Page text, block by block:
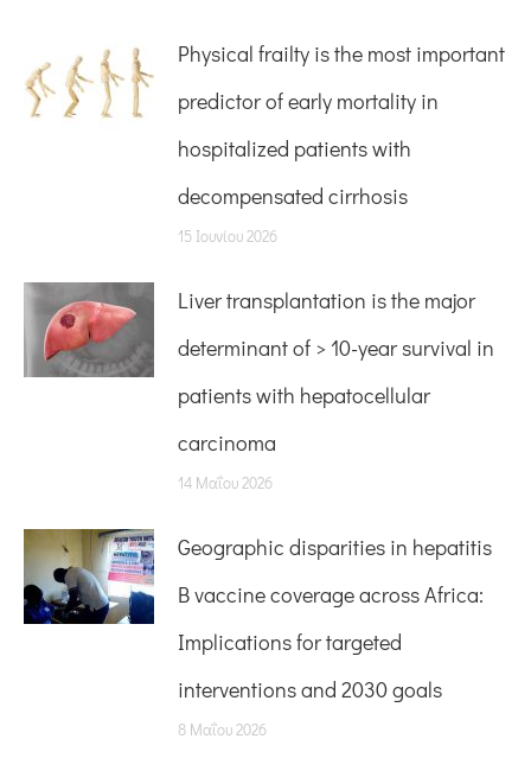
Physical frailty is the most important
predictor of early mortality in
hospitalized patients with
decompensated cirrhosis
15 Ιουνίου 2026
Liver transplantation is the major
determinant of > 10-year survival in
patients with hepatocellular
carcinoma
14 Μαΐου 2026
Geographic disparities in hepatitis
B vaccine coverage across Africa:
Implications for targeted
interventions and 2030 goals
8 Μαΐου 2026